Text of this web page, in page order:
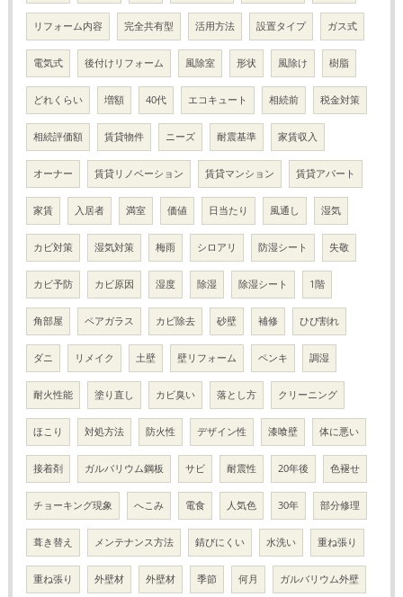
リフォーム内容 完全共有型 活用方法 設置タイプ ガス式
電気式 後付けリフォーム 風除室 形状 風除け 樹脂
どれくらい 増額 40代 エコキュート 相続前 税金対策
相続評価額 賃貸物件 ニーズ 耐震基準 家賃収入
オーナー 賃貸リノベーション 賃貸マンション 賃貸アパート
家賃 入居者 満室 価値 日当たり 風通し 湿気
カビ対策 湿気対策 梅雨 シロアリ 防湿シート 失敬
カビ予防 カビ原因 湿度 除湿 除湿シート 1階
角部屋 ペアガラス カビ除去 砂壁 補修 ひび割れ
ダニ リメイク 土壁 壁リフォーム ペンキ 調湿
耐火性能 塗り直し カビ臭い 落とし方 クリーニング
ほこり 対処方法 防火性 デザイン性 漆喰壁 体に悪い
接着剤 ガルバリウム鋼板 サビ 耐震性 20年後 色褪せ
チョーキング現象 へこみ 電食 人気色 30年 部分修理
葺き替え メンテナンス方法 錆びにくい 水洗い 重ね張り
重ね張り 外壁材 外壁材 季節 何月 ガルバリウム外壁